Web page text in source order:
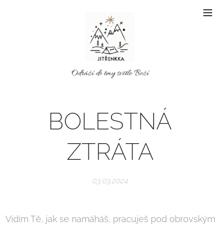
Odráží do tmy světlo Boží
BOLESTNÁ
ZTRÁTA
03.03.2024
Vidím Tě, jak se namáháš, pracuješ pod obrovským